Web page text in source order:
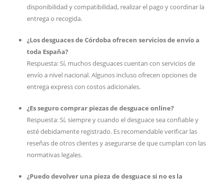
disponibilidad y compatibilidad, realizar el pago y coordinar la
entrega o recogida.
¿Los desguaces de Córdoba ofrecen servicios de envío a
toda España?
Respuesta: Sí, muchos desguaces cuentan con servicios de
envío a nivel nacional. Algunos incluso ofrecen opciones de
entrega express con costos adicionales.
¿Es seguro comprar piezas de desguace online?
Respuesta: Sí, siempre y cuando el desguace sea confiable y
esté debidamente registrado. Es recomendable verificar las
reseñas de otros clientes y asegurarse de que cumplan con las
normativas legales.
¿Puedo devolver una pieza de desguace si no es la